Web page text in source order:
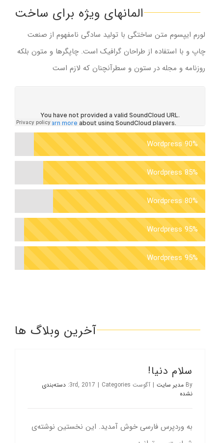
المانهای ویژه برای ساخت
لورم ایپسوم متن ساختگی با تولید سادگی نامفهوم از صنعت
چاپ و با استفاده از طراحان گرافیک است. چاپگرها و متون بلکه
روزنامه و مجله در ستون و سطرآنچنان که لازم است
Wordpress 90%
Wordpress 85%
Wordpress 80%
Wordpress 95%
Wordpress 95%
آخرین وبلاگ ها
سلام دنیا!
By مدیر سایت | آگوست 3rd, 2017 | Categories:
دسته‌بندی
نشده
به وردپرس فارسی خوش آمدید.‌ این نخستین نوشته‌‌ی